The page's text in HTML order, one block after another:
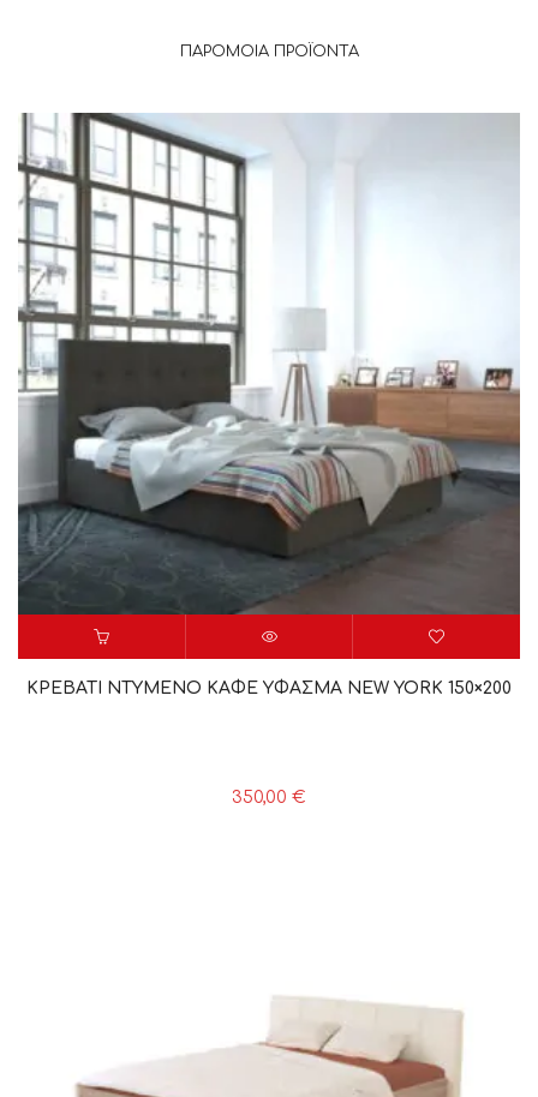
ΠΑΡΌΜΟΙΑ ΠΡΟΪΌΝΤΑ
ΚΡΕΒΑΤΙ ΝΤΥΜΕΝΟ ΚΑΦΕ ΥΦΑΣΜΑ NEW YORK 150×200
350,00 €